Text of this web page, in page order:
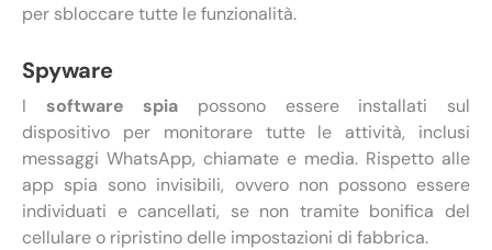
per sbloccare tutte le funzionalità.
Spyware
I software spia possono essere installati sul
dispositivo per monitorare tutte le attività, inclusi
messaggi WhatsApp, chiamate e media. Rispetto alle
app spia sono invisibili, ovvero non possono essere
individuati e cancellati, se non tramite bonifica del
cellulare o ripristino delle impostazioni di fabbrica.